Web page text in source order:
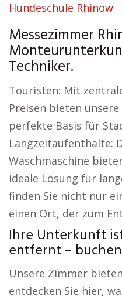
Hundeschule Rhinow
Messezimmer
Techniker.
Touristen: Mit
Preisen bieten
perfekte Basis für
Langzeitaufenthalte:
Waschmaschine
ideale Lösung für
finden Sie nicht nur
einen Ort, der zum
Ihre Unterkunft
entfernt –
Unsere Zimmer
entdecken Sie hier,